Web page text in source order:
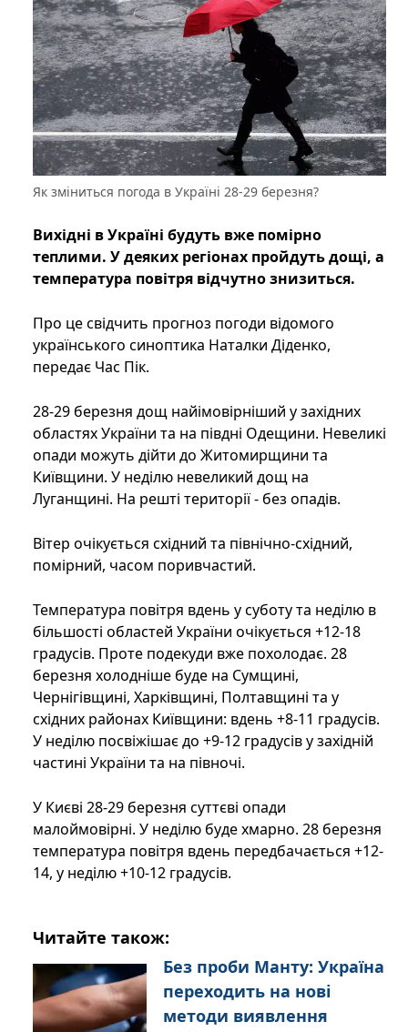
Як зміниться погода в Україні 28-29 березня?
Вихідні в Україні будуть вже помірно
теплими. У деяких регіонах пройдуть дощі, а
температура повітря відчутно знизиться.
Про це свідчить прогноз погоди відомого
українського синоптика Наталки Діденко,
передає Час Пік.
28-29 березня дощ найімовірніший у західних
областях України та на півдні Одещини. Невеликі
опади можуть дійти до Житомирщини та
Київщини. У неділю невеликий дощ на
Луганщині. На решті території - без опадів.
Вітер очікується східний та північно-східний,
помірний, часом поривчастий.
Температура повітря вдень у суботу та неділю в
більшості областей України очікується +12-18
градусів. Проте подекуди вже похолодає. 28
березня холодніше буде на Сумщині,
Чернігівщині, Харківщині, Полтавщині та у
східних районах Київщини: вдень +8-11 градусів.
У неділю посвіжішає до +9-12 градусів у західній
частині України та на півночі.
У Києві 28-29 березня суттєві опади
малоймовірні. У неділю буде хмарно. 28 березня
температура повітря вдень передбачається +12-
14, у неділю +10-12 градусів.
Читайте також:
Без проби Манту: Україна
переходить на нові
методи виявлення